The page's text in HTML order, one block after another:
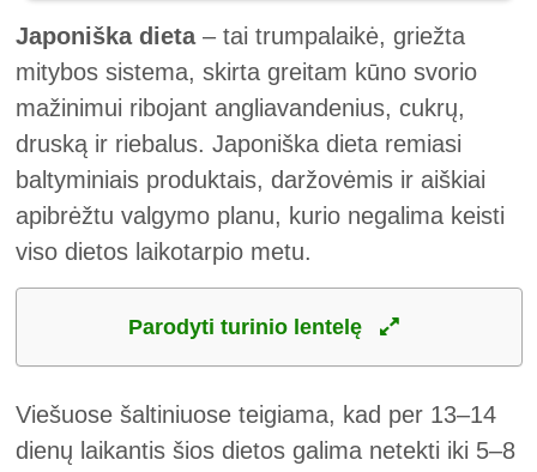
Japoniška dieta– tai trumpalaikė, griežta
mitybos sistema, skirta greitam kūno svorio
mažinimui ribojant angliavandenius, cukrų,
druską ir riebalus. Japoniška dieta remiasi
baltyminiais produktais, daržovėmis ir aiškiai
apibrėžtu valgymo planu, kurio negalima keisti
viso dietos laikotarpio metu.
Parodyti turinio lentelę
Viešuose šaltiniuose teigiama, kad per 13–14
dienų laikantis šios dietos galima netekti iki 5–8